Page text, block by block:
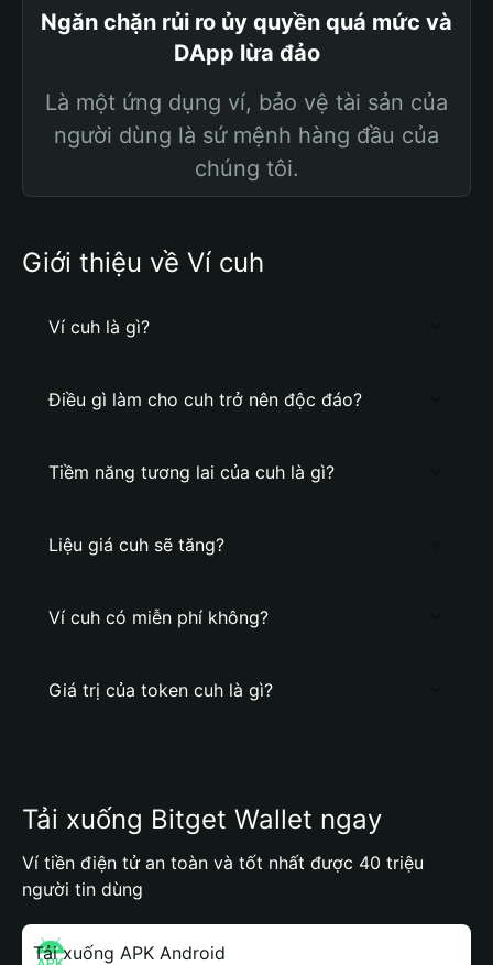
Ngăn chặn rủi ro ủy quyền quá mức và
DApp lừa đảo
Là một ứng dụng ví, bảo vệ tài sản của
người dùng là sứ mệnh hàng đầu của
chúng tôi.
Giới thiệu về Ví cuh
Ví cuh là gì?
Điều gì làm cho cuh trở nên độc đáo?
Tiềm năng tương lai của cuh là gì?
Liệu giá cuh sẽ tăng?
Ví cuh có miễn phí không?
Giá trị của token cuh là gì?
Tải xuống Bitget Wallet ngay
Ví tiền điện tử an toàn và tốt nhất được 40 triệu
người tin dùng
Tải xuống APK Android